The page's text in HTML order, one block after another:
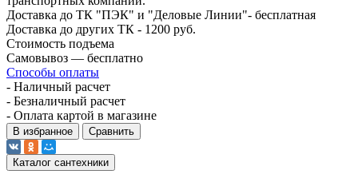
Доставка до ТК "ПЭК" и "Деловые Линии"- бесплатная
Доставка до других ТК - 1200 руб.
Стоимость подъема
Самовывоз — бесплатно
Способы оплаты
- Наличный расчет
- Безналичный расчет
- Оплата картой в магазине
В избранное Сравнить
Каталог сантехники